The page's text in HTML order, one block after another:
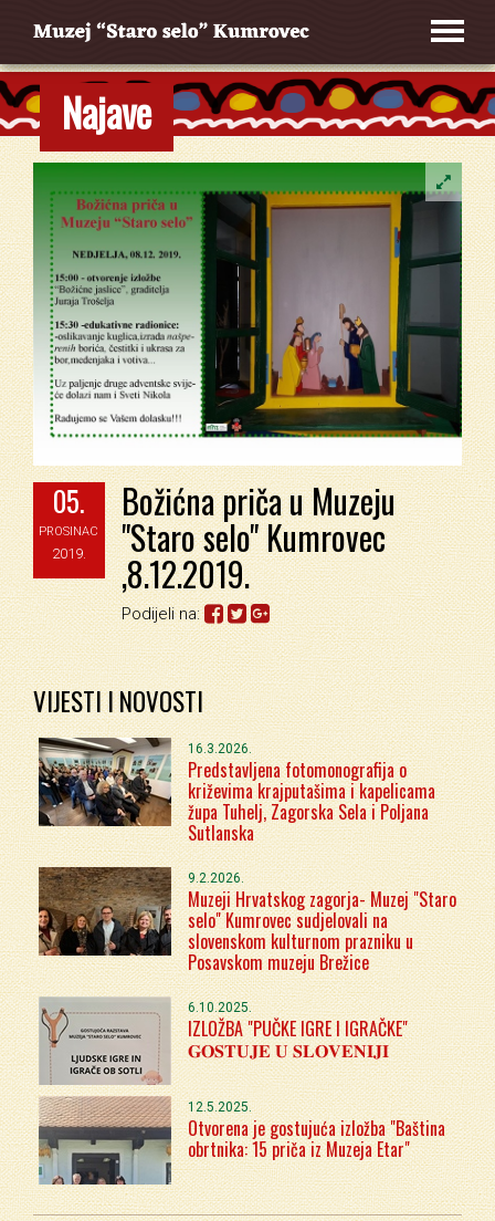
Najave
05.
PROSINAC
2019.
Božićna priča u Muzeju
"Staro selo" Kumrovec
,8.12.2019.
Podijeli na:
VIJESTI I NOVOSTI
16.3.2026.
Predstavljena fotomonografija o
križevima krajputašima i kapelicama
župa Tuhelj, Zagorska Sela i Poljana
Sutlanska
9.2.2026.
Muzeji Hrvatskog zagorja- Muzej "Staro
selo" Kumrovec sudjelovali na
slovenskom kulturnom prazniku u
Posavskom muzeju Brežice
6.10.2025.
IZLOŽBA "PUČKE IGRE I IGRAČKE"
𝐆𝐎𝐒𝐓𝐔𝐉𝐄 𝐔 𝐒𝐋𝐎𝐕𝐄𝐍𝐈𝐉𝐈
12.5.2025.
Otvorena je gostujuća izložba "Baština
obrtnika: 15 priča iz Muzeja Etar"